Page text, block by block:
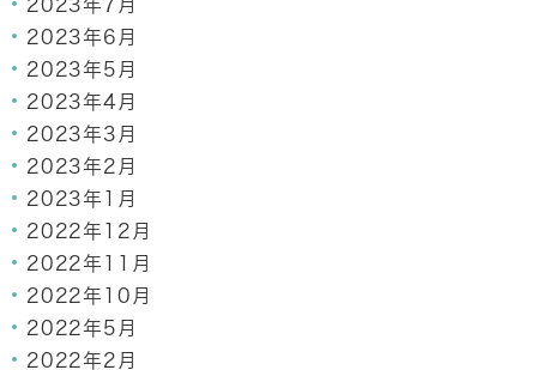
2023年7月
2023年6月
2023年5月
2023年4月
2023年3月
2023年2月
2023年1月
2022年12月
2022年11月
2022年10月
2022年5月
2022年2月